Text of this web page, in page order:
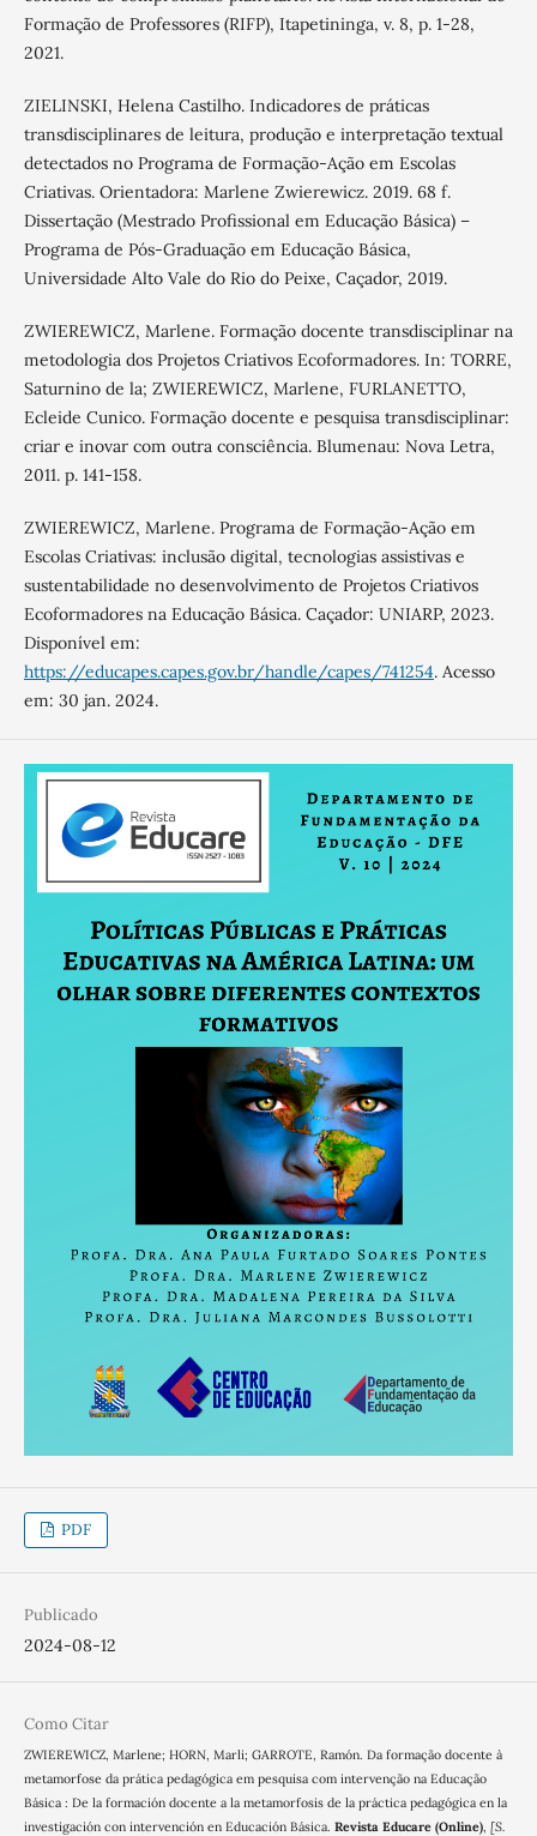
Formação de Professores (RIFP), Itapetininga, v. 8, p. 1-28,
2021.
ZIELINSKI, Helena Castilho. Indicadores de práticas
transdisciplinares de leitura, produção e interpretação textual
detectados no Programa de Formação-Ação em Escolas
Criativas. Orientadora: Marlene Zwierewicz. 2019. 68 f.
Dissertação (Mestrado Profissional em Educação Básica) –
Programa de Pós-Graduação em Educação Básica,
Universidade Alto Vale do Rio do Peixe, Caçador, 2019.
ZWIEREWICZ, Marlene. Formação docente transdisciplinar na
metodologia dos Projetos Criativos Ecoformadores. In: TORRE,
Saturnino de la; ZWIEREWICZ, Marlene, FURLANETTO,
Ecleide Cunico. Formação docente e pesquisa transdisciplinar:
criar e inovar com outra consciência. Blumenau: Nova Letra,
2011. p. 141-158.
ZWIEREWICZ, Marlene. Programa de Formação-Ação em
Escolas Criativas: inclusão digital, tecnologias assistivas e
sustentabilidade no desenvolvimento de Projetos Criativos
Ecoformadores na Educação Básica. Caçador: UNIARP, 2023.
Disponível em:
https://educapes.capes.gov.br/handle/capes/741254. Acesso
em: 30 jan. 2024.
PDF
Publicado
2024-08-12
Como Citar
ZWIEREWICZ, Marlene; HORN, Marli; GARROTE, Ramón. Da formação docente à
metamorfose da prática pedagógica em pesquisa com intervenção na Educação
Básica : De la formación docente a la metamorfosis de la práctica pedagógica en la
investigación con intervención en Educación Básica. Revista Educare (Online), [S.